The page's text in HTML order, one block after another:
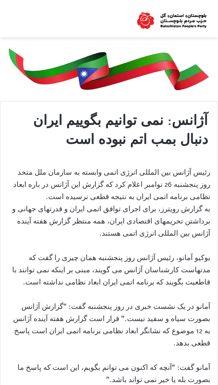
آژانس: نمی توانیم بگوییم ایران
دنبال بمب اتم نبوده است
رئیس آژانس بین المللی انرژی اتمی وابسته به سازمان ملل متحد
روز پنجشنبه 26 نوامبر اعلام کرد که گزارش این آژانس در باره ابعاد
نظامی برنامه اتمی ایران به نتیجه قطعی نرسیده است.
به گزارش رویترز، برای اجرای توافق اتمی ایران و قدرتهای جهانی و
برداشتن تحریمهای اقتصادی ایران، همه منتظر گزارش هفته آینده
آژانس بین المللی انرژی اتمی هستند.
یوکیو آمانو، رئیس آژانس روز پنجشنبه همان چیزی را گفت که
مدتهاست کارشناسان آژانس می گویند، مبنی بر اینکه نمی توانند با
قاطعیت بگویند که برنامه اتمی ایران ابعاد نظامی نداشته است.
آمانو در یک نشست خبری در روز پنجشنبه گفت: “گزارش آژانس
بصورت سیاه و سفید نیست.” قرار است گزارش هفته آینده آژانس
به 12 موضوع که نشانگر ابعاد نظامی برنامه اتمی ایران است پاسخ
قطعی بدهد.
آمانو گفت: “آنچه که اکنون می توانم بگویم، این است که پاسخ ما
بصورت بله یا خیر نمی تواند باشد.”